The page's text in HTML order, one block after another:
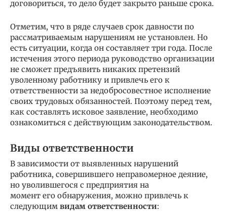
договориться, то дело будет закрыто раньше срока.
Отметим, что в ряде случаев срок давности по
рассматриваемым нарушениям не установлен. Но
есть ситуации, когда он составляет три года. После
истечения этого периода руководство организации
не сможет предъявить никаких претензий
уволенному работнику и привлечь его к
ответственности за недобросовестное исполнение
своих трудовых обязанностей. Поэтому перед тем,
как составлять исковое заявление, необходимо
ознакомиться с действующим законодательством.
Виды ответственности
В зависимости от выявленных нарушений
работника, совершившего неправомерное деяние,
но уволившегося с предприятия на
момент его обнаружения, можно привлечь к
следующим видам ответственности: